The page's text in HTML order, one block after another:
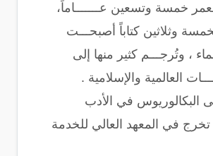
خمسة وتسعين عـــــــاماً،
وثلاثين كتاباً أصبحـــت
، وتُرجـــم كثير منها إلى
العالمية والإسلامية .
في الأدب
تخرج في المعهد العالي للخدمة